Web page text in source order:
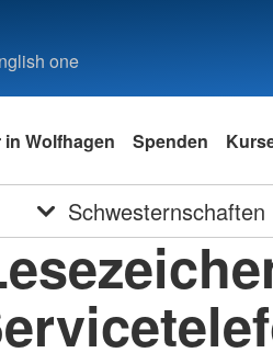
one
in Wolfhagen Spenden
Schwesternschaften